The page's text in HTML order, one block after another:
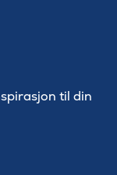
til din